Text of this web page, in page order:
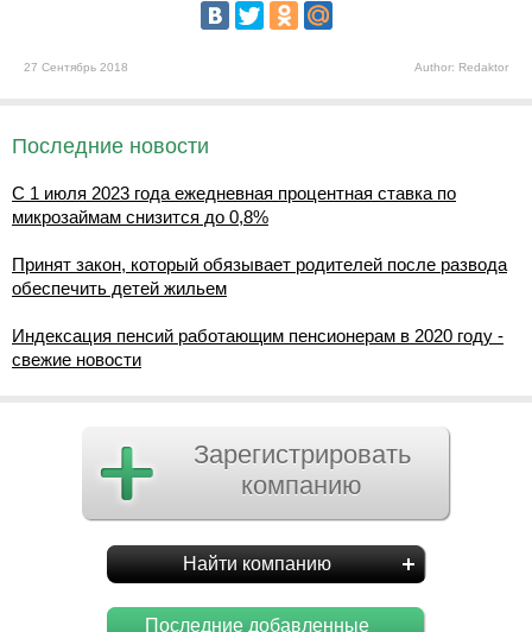
27 Сентябрь 2018 Author: Redaktor
Последние новости
С 1 июля 2023 года ежедневная процентная ставка по
микрозаймам снизится до 0,8%
Принят закон, который обязывает родителей после развода
обеспечить детей жильем
Индексация пенсий работающим пенсионерам в 2020 году -
свежие новости
Зарегистрировать
компанию
Найти компанию
Последние добавленные